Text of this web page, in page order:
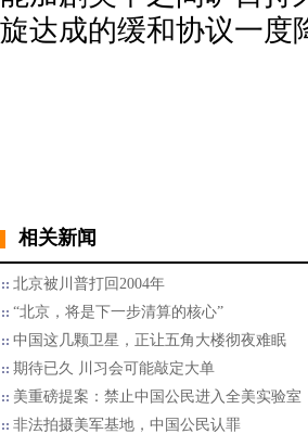
旋达成的缓和协议一度
相关新闻
北京被川普打回2004年
“北京，将是下一步清算的核心”
中国这几颗卫星，正让五角大楼彻夜难眠
期待已久 川习会可能敲定大单
美重磅提案：禁止中国公民进入全美实验室
非法拍摄美军基地，中国公民认罪